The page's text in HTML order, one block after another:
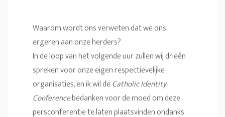
Waarom wordt ons verweten dat we ons
ergeren aan onze herders?
In de loop van het volgende uur zullen wij drieën
spreken voor onze eigen respectievelijke
organisaties, en ik wil deCatholic Identity
Conferencebedanken voor de moed om deze
persconferentie te laten plaatsvinden ondanks